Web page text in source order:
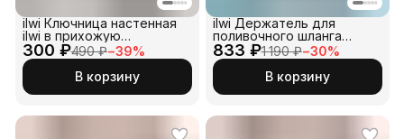
300 ₽490 ₽−39%
ilwi Ключница настенная
ilwi в прихожую
металлическая в стиле
лофт для дома
В корзину
833 ₽1 190 ₽−30%
ilwi Держатель для
поливочного шланга
садовый настенный на
кран, для садового
инвентаряВ корзину